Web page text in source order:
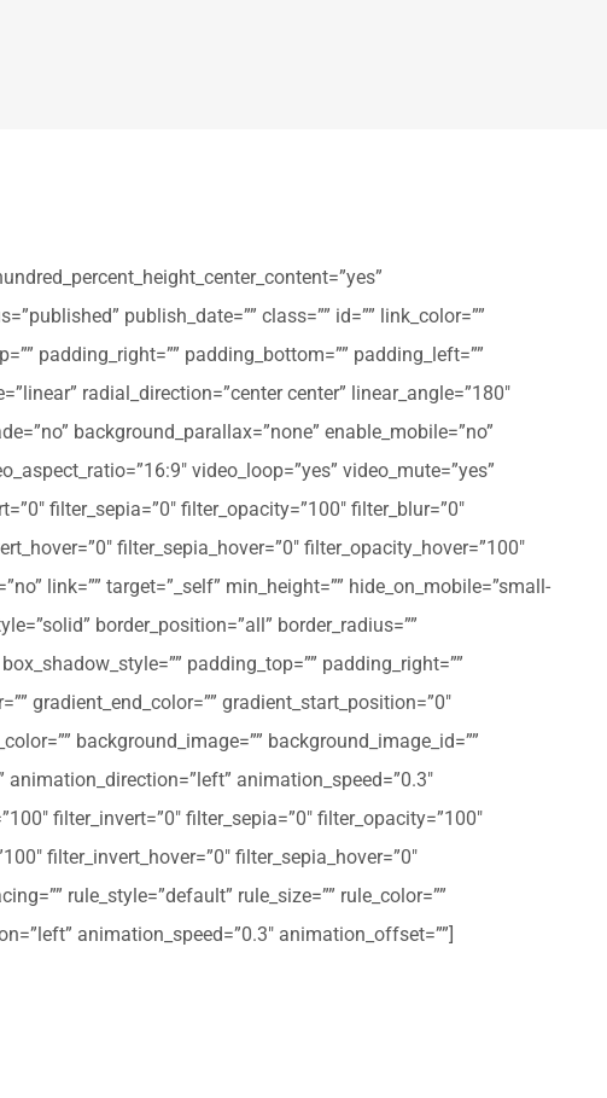
publish_date=”” class=”” id=”” link_color=””
padding_right=”” padding_bottom=”” padding_left=””
radial_direction=”center center” linear_angle=”180″
background_parallax=”none” enable_mobile=”no”
video_loop=”yes” video_mute=”yes”
filter_sepia=”0″ filter_opacity=”100″ filter_blur=”0″
filter_sepia_hover=”0″ filter_opacity_hover=”100″
link=”” target=”_self” min_height=”” hide_on_mobile=”small-
border_position=”all” border_radius=””
padding_top=”” padding_right=””
gradient_end_color=”” gradient_start_position=”0″
background_image=”” background_image_id=””
animation_speed=”0.3″
filter_invert=”0″ filter_sepia=”0″ filter_opacity=”100″
filter_invert_hover=”0″ filter_sepia_hover=”0″
rule_style=”default” rule_size=”” rule_color=””
animation_speed=”0.3″ animation_offset=””]